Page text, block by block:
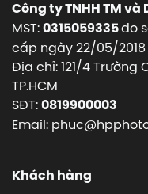
Công ty TNHH TM và
MST:0315059335do
cấp ngày 22/05/2018
Địa chỉ: 121/4 Trường
TP.HCM
SĐT:0819900003
Email:
Khách hàng